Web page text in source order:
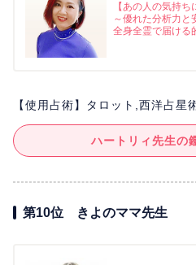
【あの人の気持ち
～優れた分析力と
全身全霊で届ける
【使用占術】タロット,西洋占星
ハートリィ先生の
第10位 きよのママ先生